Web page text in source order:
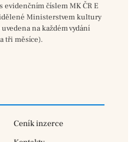
evidenčním číslem MK ČR E
Ministerstvem kultury
na každém vydání
tři měsíce).
Ceník inzerce